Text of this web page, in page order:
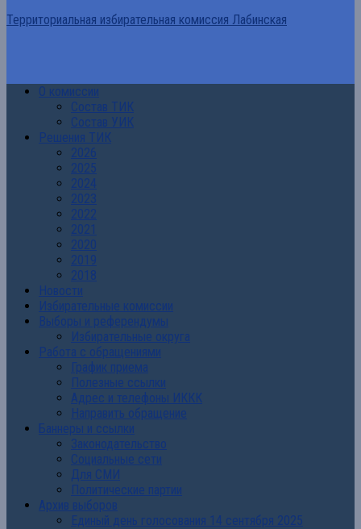
Территориальная избирательная комиссия Лабинская
О комиссии
Состав ТИК
Состав УИК
Решения ТИК
2026
2025
2024
2023
2022
2021
2020
2019
2018
Новости
Избирательные комиссии
Выборы и референдумы
Избирательные округа
Работа с обращениями
График приема
Полезные ссылки
Адрес и телефоны ИККК
Направить обращение
Баннеры и ссылки
Законодательство
Социальные сети
Для СМИ
Политические партии
Архив выборов
Единый день голосования 14 сентября 2025